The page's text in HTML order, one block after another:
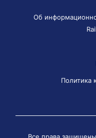
Об
Политика
Все права